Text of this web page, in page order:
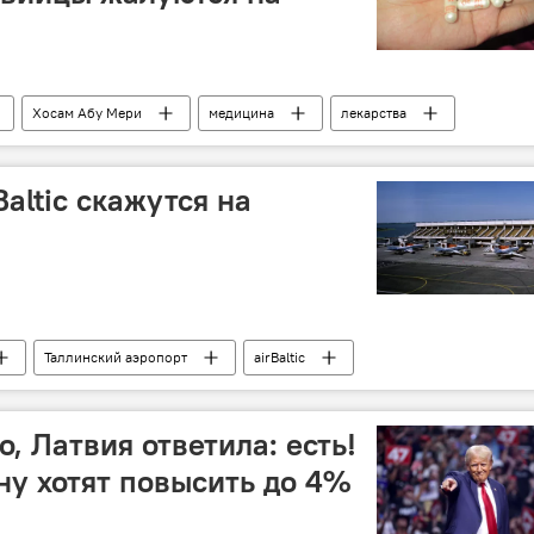
Хосам Абу Мери медицина лекарства
скажутся на
Таллинский аэропорт airBaltic
Латвия ответила: есть!
хотят повысить до 4%